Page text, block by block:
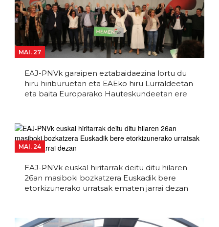
MAI. 27
EAJ-PNVk garaipen eztabaidaezina lortu du
hiru hiriburuetan eta EAEko hiru Lurraldeetan
eta baita Europarako Hauteskundeetan ere
MAI. 24
EAJ-PNVk euskal hiritarrak deitu ditu hilaren
26an masiboki bozkatzera Euskadik bere
etorkizunerako urratsak ematen jarrai dezan